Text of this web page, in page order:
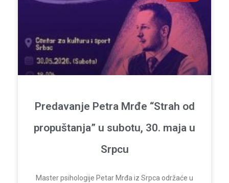
Predavanje Petra Mrđe “Strah od
propuštanja” u subotu, 30. maja u
Srpcu
Master psihologije Petar Mrđa iz Srpca održaće u